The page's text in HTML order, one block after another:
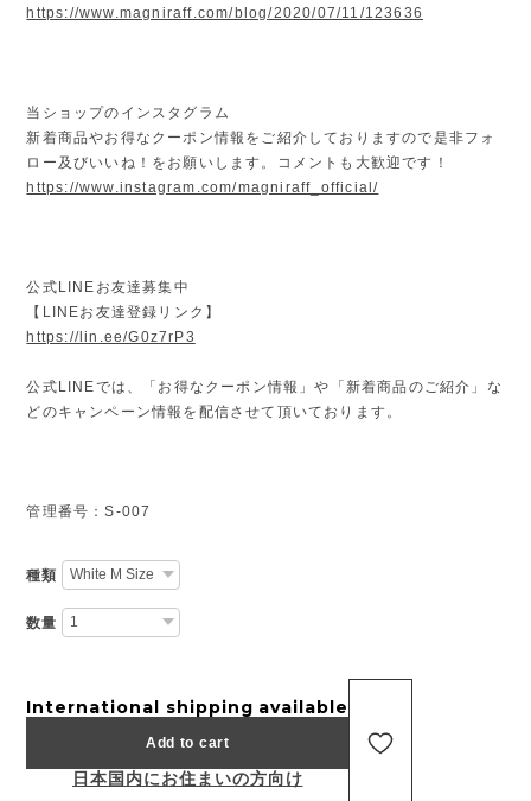
https://www.magniraff.com/blog/2020/07/11/123636
当ショップのインスタグラム
新着商品やお得なクーポン情報をご紹介しておりますので是非フォ
ロー及びいいね！をお願いします。コメントも大歓迎です！
https://www.instagram.com/magniraff_official/
公式LINEお友達募集中
【LINEお友達登録リンク】
https://lin.ee/G0z7rP3
公式LINEでは、「お得なクーポン情報」や「新着商品のご紹介」な
どのキャンペーン情報を配信させて頂いております。
管理番号：S-007
種類
数量
International shipping available
Add to cart
日本国内にお住まいの方向け